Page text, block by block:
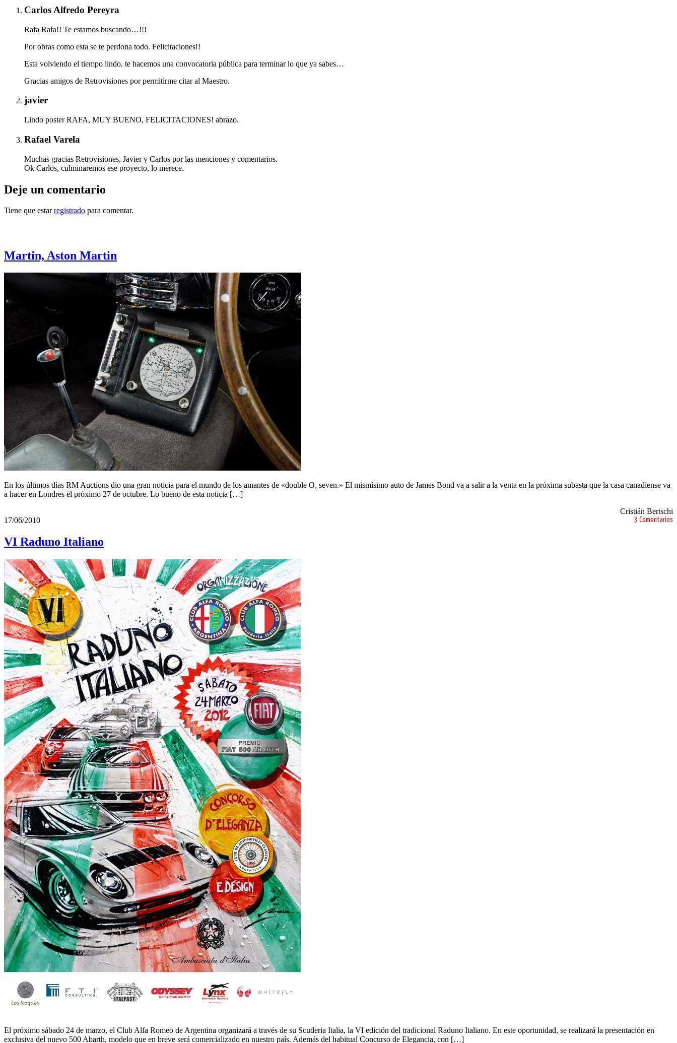
Carlos Alfredo Pereyra
Rafa Rafa!! Te estamos buscando…!!!
Por obras como esta se te perdona todo. Felicitaciones!!
Esta volviendo el tiempo lindo, te hacemos una convocatoria pública para terminar lo que ya sabes…
Gracias amigos de Retrovisiones por permitirme citar al Maestro.
javier
Lindo poster RAFA, MUY BUENO, FELICITACIONES! abrazo.
Rafael Varela
Muchas gracias Retrovisiones, Javier y Carlos por las menciones y comentarios.
Ok Carlos, culminaremos ese proyecto, lo merece.
Deje un comentario
Tiene que estarregistrado para comentar.
Martin, Aston Martin
En los últimos días RM Auctions dio una gran noticia para el mundo de los amantes de «double O, seven.» El mismísimo auto de James Bond va a salir a la venta en la próxima subasta que la casa canadiense va
a hacer en Londres el próximo 27 de octubre. Lo bueno de esta noticia […]
Cristián Bertschi
17/06/2010
3 Comentarios
VI Raduno Italiano
El próximo sábado 24 de marzo, el Club Alfa Romeo de Argentina organizará a través de su Scuderia Italia, la VI edición del tradicional Raduno Italiano. En este oportunidad, se realizará la presentación en
exclusiva del nuevo 500 Abarth, modelo que en breve será comercializado en nuestro país. Además del habitual Concurso de Elegancia, con […]